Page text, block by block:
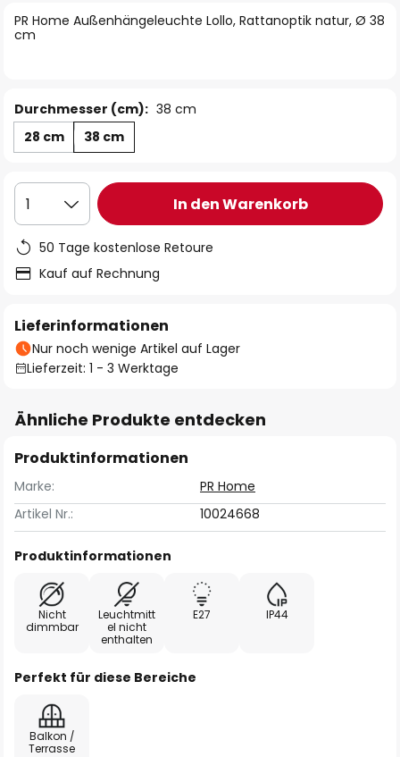
PR Home Außenhängeleuchte Lollo, Rattanoptik natur, Ø 38
cm
Durchmesser (cm): 38 cm
28 cm
38 cm
1 In den Warenkorb
50 Tage kostenlose Retoure
Kauf auf Rechnung
Lieferinformationen
Nur noch wenige Artikel auf Lager
Lieferzeit: 1 - 3 Werktage
Ähnliche Produkte entdecken
Produktinformationen
Marke:
PR Home
Artikel Nr.:
10024668
Produktinformationen
Nicht
dimmbar
Leuchtmitt
el nicht
enthalten
E27 IP44
Perfekt für diese Bereiche
Balkon /
Terrasse